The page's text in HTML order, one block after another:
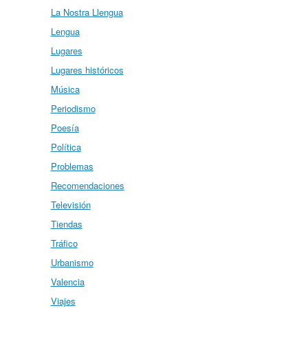
La Nostra Llengua
Lengua
Lugares
Lugares históricos
Música
Periodismo
Poesía
Política
Problemas
Recomendaciones
Televisión
Tiendas
Tráfico
Urbanismo
Valencia
Viajes